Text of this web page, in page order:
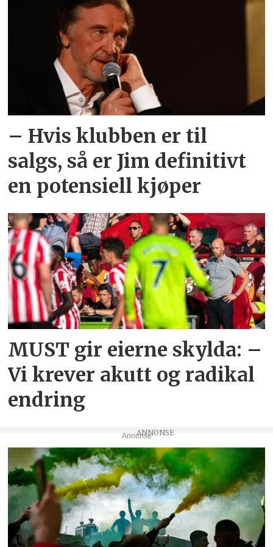
– Hvis klubben er til
salgs, så er Jim definitivt
en potensiell kjøper
MUST gir eierne skylda: –
Vi krever akutt og radikal
endring
Annonse